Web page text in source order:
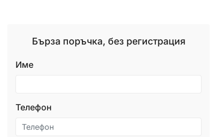
Бърза поръчка, без регистрация
Име
Телефон